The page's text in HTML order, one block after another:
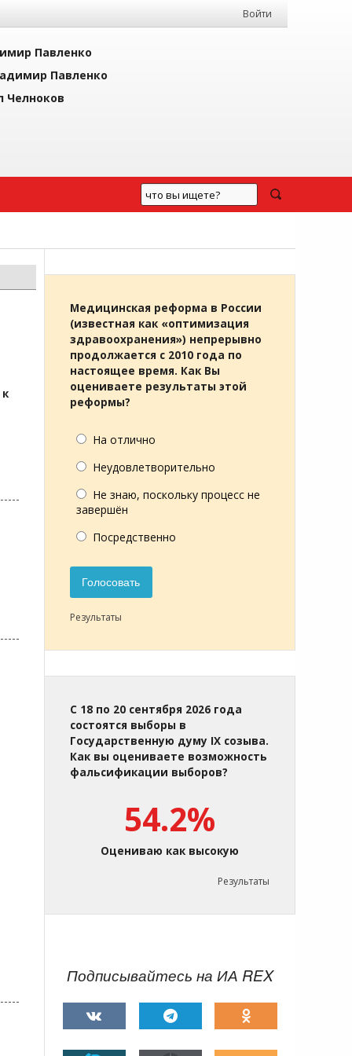
Войти
Павленко
Павленко
Челноков
Медицинская реформа в России
(известная как «оптимизация
здравоохранения») непрерывно
продолжается с 2010 года по
настоящее время. Как Вы
оцениваете результаты этой
реформы?
На отлично
Неудовлетворительно
Не знаю, поскольку процесс не
завершён
Посредственно
Голосовать
Результаты
С 18 по 20 сентября 2026 года
состоятся выборы в
Государственную думу IX созыва.
Как вы оцениваете возможность
фальсификации выборов?
54.2%
Оцениваю как высокую
Результаты
Подписывайтесь на ИА REX